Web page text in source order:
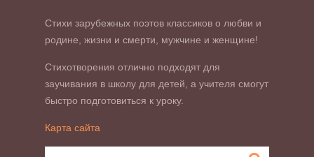
Стихи зарубежных поэтов классиков о любви и
родине, жизни и смерти, мужчине и женщине!
Стихотворения отлично подходят для
заучивания в школу для детей, а учителя смогут
быстро подготовиться к уроку.
Карта сайта